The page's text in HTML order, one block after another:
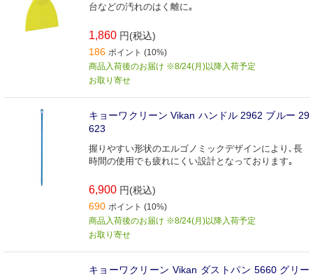
台などの汚れのはく離に｡
1,860 円(税込)
186 ポイント (10%)
商品入荷後のお届け ※8/24(月)以降入荷予定
お取り寄せ
キョーワクリーン Vikan ハンドル 2962 ブルー 29
623
握りやすい形状のエルゴノミックデザインにより､長
時間の使用でも疲れにくい設計となっております｡
6,900 円(税込)
690 ポイント (10%)
商品入荷後のお届け ※8/24(月)以降入荷予定
お取り寄せ
キョーワクリーン Vikan ダストパン 5660 グリー